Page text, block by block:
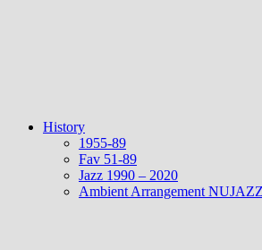
History
1955-89
Fav 51-89
Jazz 1990 – 2020
Ambient Arrangement